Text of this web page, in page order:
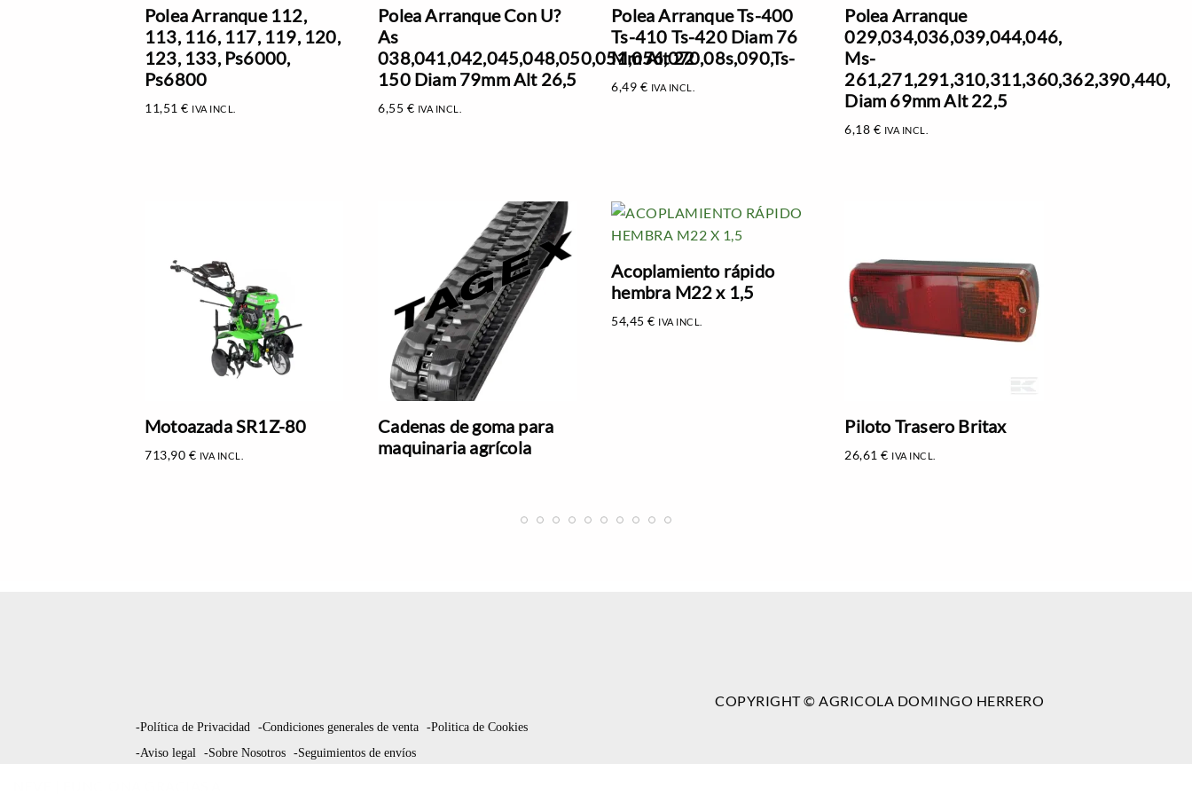
Polea Arranque 112,
113, 116, 117, 119, 120,
123, 133, Ps6000,
Ps6800
11,51 € IVA INCL.
Polea Arranque Con U?
As
038,041,042,045,048,050,051,056,070,08s,090,Ts-
150 Diam 79mm Alt 26,5
6,55 € IVA INCL.
Polea Arranque Ts-400
Ts-410 Ts-420 Diam 76
Mm Alt 22
6,49 € IVA INCL.
Polea Arranque
029,034,036,039,044,046,
Ms-
261,271,291,310,311,360,362,390,440,
Diam 69mm Alt 22,5
6,18 € IVA INCL.
Motoazada SR1Z-80
713,90 € IVA INCL.
Cadenas de goma para
maquinaria agrícola
Acoplamiento rápido
hembra M22 x 1,5
54,45€ IVA INCL.
Piloto Trasero Britax
26,61€ IVA INCL.
-Política de Privacidad -Condiciones generales de venta -Politica de Cookies
-Aviso legal -Sobre Nosotros -Seguimientos de envíos
COPYRIGHT © AGRICOLA DOMINGO HERRERO